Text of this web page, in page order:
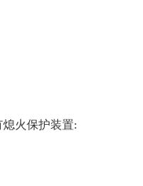
火保护装置: